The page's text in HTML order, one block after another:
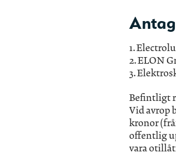
1.
2. ELON
3.
Befintligt
Vid avrop
kronor
offentlig
vara